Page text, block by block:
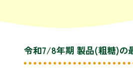
令和7/8年期 製品(粗糖)の